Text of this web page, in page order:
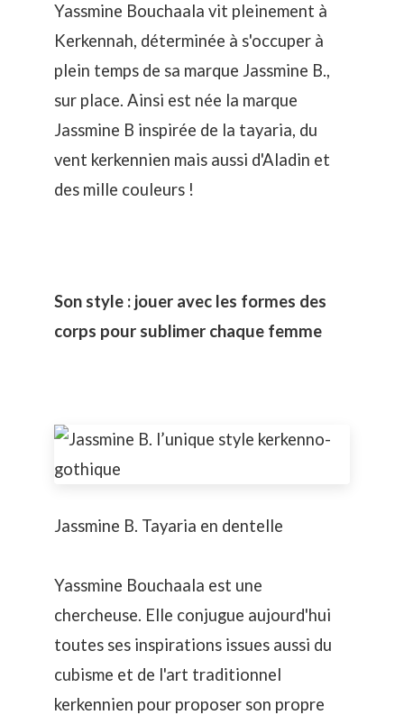
Yassmine Bouchaala vit pleinement à
Kerkennah, déterminée à s'occuper à
plein temps de sa marque Jassmine B.,
sur place. Ainsi est née la marque
Jassmine B inspirée de la tayaria, du
vent kerkennien mais aussi d'Aladin et
des mille couleurs !
Son style : jouer avec les formes des
corps pour sublimer chaque femme
Jassmine B. Tayaria en dentelle
Yassmine Bouchaala est une
chercheuse. Elle conjugue aujourd'hui
toutes ses inspirations issues aussi du
cubisme et de l'art traditionnel
kerkennien pour proposer son propre